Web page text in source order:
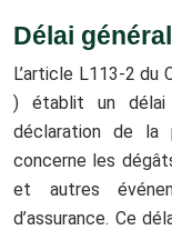
Délai
L’article L113-2 du
) établit un délai
déclaration de la
concerne les
et autres
d’assurance. Ce